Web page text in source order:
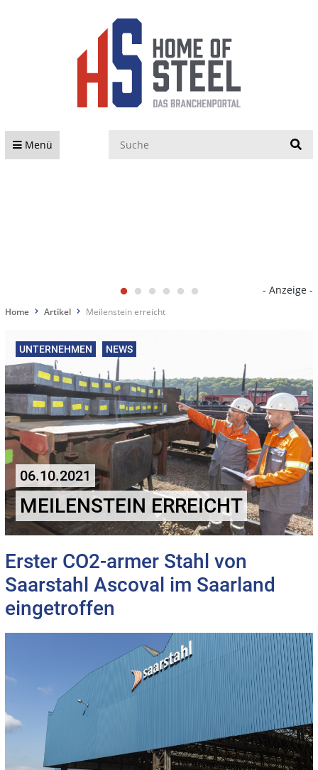
Menü
- Anzeige -
Home Artikel Meilenstein erreicht
UNTERNEHMEN NEWS
06.10.2021
MEILENSTEIN ERREICHT
Erster CO2-armer Stahl von
Saarstahl Ascoval im Saarland
eingetroffen